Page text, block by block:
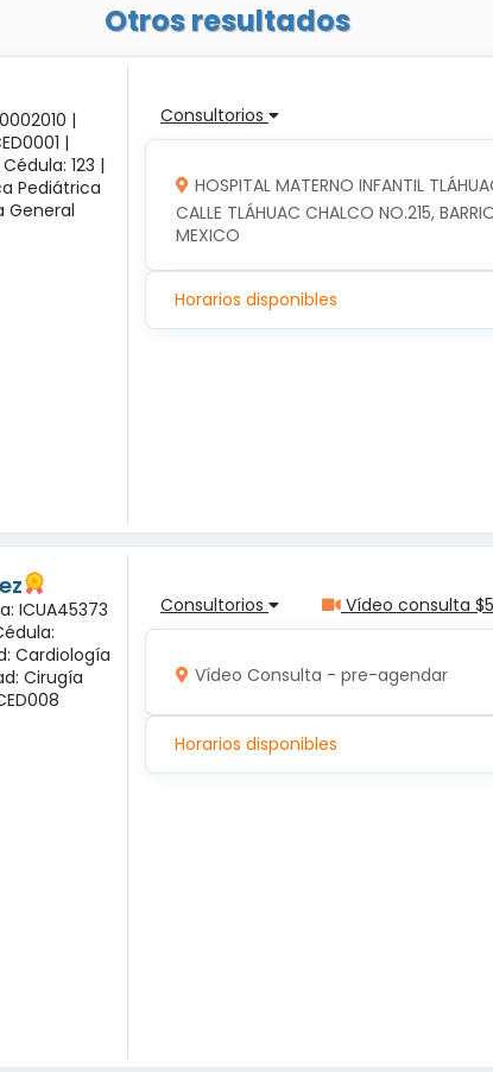
Otros resultados
|
|
123 |
Pediátrica
General
Consultorios
HOSPITAL MATERNO INFANTIL
CALLE TLÁHUAC CHALCO NO.215,
MEXICO
Horarios disponibles
ICUA45373
Cardiología
Cirugía
Consultorios Vídeo consulta
Vídeo Consulta - pre-agendar
Horarios disponibles